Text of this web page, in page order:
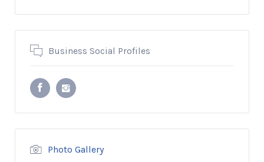
Business Social Profiles
Photo Gallery